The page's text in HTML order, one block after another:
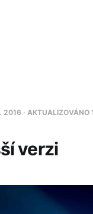
2016 · AKTUALIZOVÁNO
verzi